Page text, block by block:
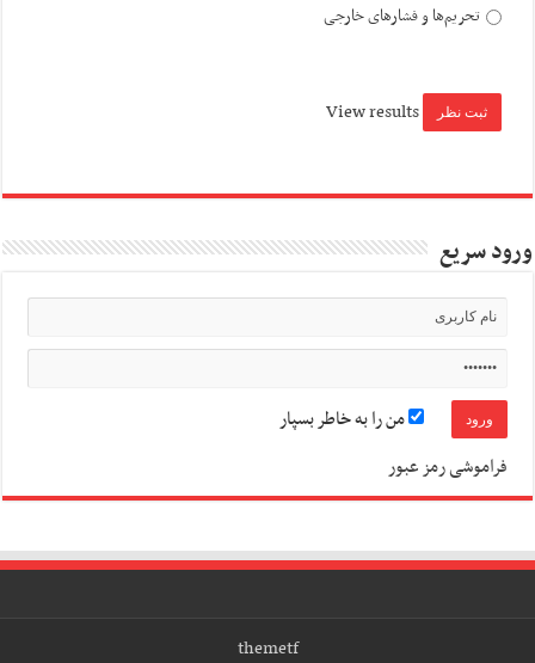
تحریم‌ها و فشارهای خارجی
View results
ورود سریع
من را به خاطر بسپار
فراموشی رمز عبور
themetf